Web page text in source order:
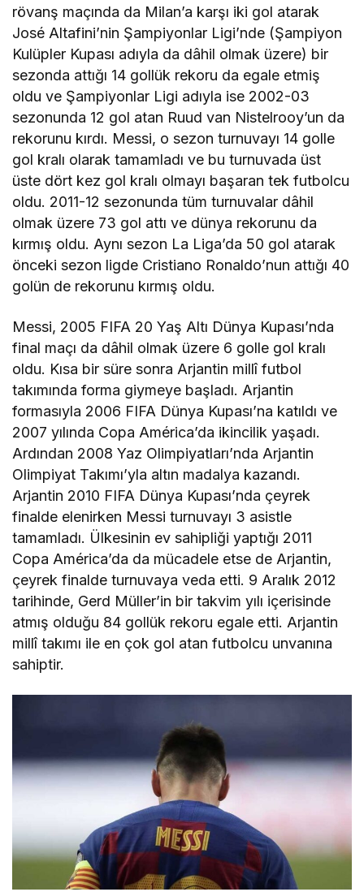
rövanş maçında da Milan’a karşı iki gol atarak
José Altafini’nin Şampiyonlar Ligi’nde (Şampiyon
Kulüpler Kupası adıyla da dâhil olmak üzere) bir
sezonda attığı 14 gollük rekoru da egale etmiş
oldu ve Şampiyonlar Ligi adıyla ise 2002-03
sezonunda 12 gol atan Ruud van Nistelrooy’un da
rekorunu kırdı. Messi, o sezon turnuvayı 14 golle
gol kralı olarak tamamladı ve bu turnuvada üst
üste dört kez gol kralı olmayı başaran tek futbolcu
oldu. 2011-12 sezonunda tüm turnuvalar dâhil
olmak üzere 73 gol attı ve dünya rekorunu da
kırmış oldu. Aynı sezon La Liga’da 50 gol atarak
önceki sezon ligde Cristiano Ronaldo’nun attığı 40
golün de rekorunu kırmış oldu.
Messi, 2005 FIFA 20 Yaş Altı Dünya Kupası’nda
final maçı da dâhil olmak üzere 6 golle gol kralı
oldu. Kısa bir süre sonra Arjantin millî futbol
takımında forma giymeye başladı. Arjantin
formasıyla 2006 FIFA Dünya Kupası’na katıldı ve
2007 yılında Copa América’da ikincilik yaşadı.
Ardından 2008 Yaz Olimpiyatları’nda Arjantin
Olimpiyat Takımı’yla altın madalya kazandı.
Arjantin 2010 FIFA Dünya Kupası’nda çeyrek
finalde elenirken Messi turnuvayı 3 asistle
tamamladı. Ülkesinin ev sahipliği yaptığı 2011
Copa América’da da mücadele etse de Arjantin,
çeyrek finalde turnuvaya veda etti. 9 Aralık 2012
tarihinde, Gerd Müller’in bir takvim yılı içerisinde
atmış olduğu 84 gollük rekoru egale etti. Arjantin
millî takımı ile en çok gol atan futbolcu unvanına
sahiptir.